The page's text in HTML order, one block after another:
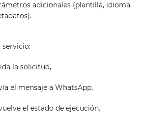
adicionales (plantilla, idioma,
servicio:
la solicitud,
el mensaje a WhatsApp,
el estado de ejecución.